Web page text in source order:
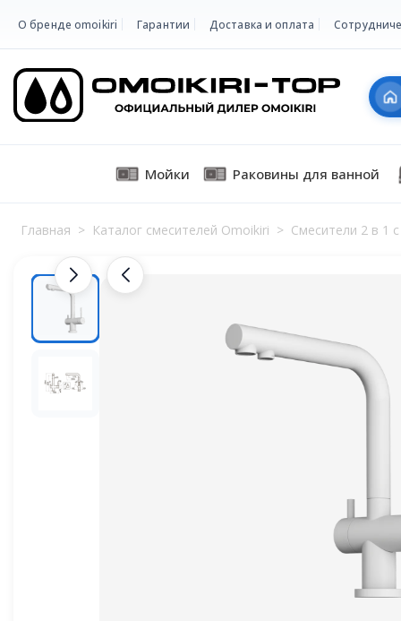
О бренде omoikiri Гарантии Доставка и оплата
Мойки Раковины для ванной
Главная > Каталог смесителей Omoikiri > Смесители 2 в 1